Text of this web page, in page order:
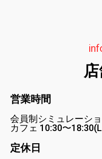
営業時間
会員制シミュレーシ
カフェ 10:30〜
定休日